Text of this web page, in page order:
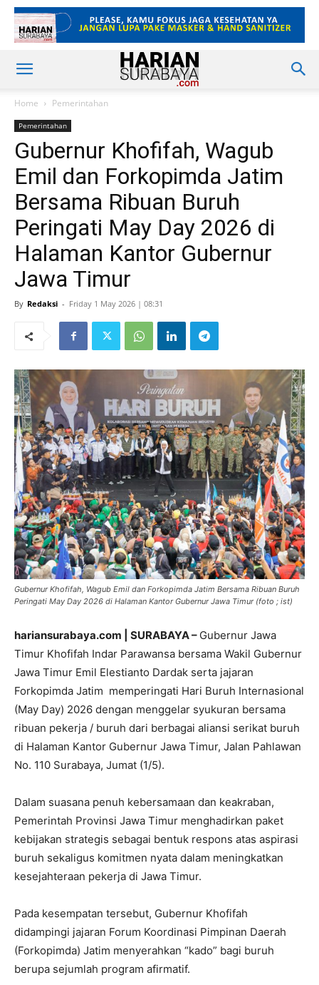
Home Pemerintahan
Pemerintahan
Gubernur Khofifah, Wagub
Emil dan Forkopimda Jatim
Bersama Ribuan Buruh
Peringati May Day 2026 di
Halaman Kantor Gubernur
Jawa Timur
By Redaksi - Friday 1 May 2026 | 08:31
Gubernur Khofifah, Wagub Emil dan Forkopimda Jatim Bersama Ribuan Buruh
Peringati May Day 2026 di Halaman Kantor Gubernur Jawa Timur (foto ; ist)
hariansurabaya.com | SURABAYA – Gubernur Jawa
Timur Khofifah Indar Parawansa bersama Wakil Gubernur
Jawa Timur Emil Elestianto Dardak serta jajaran
Forkopimda Jatim memperingati Hari Buruh Internasional
(May Day) 2026 dengan menggelar syukuran bersama
ribuan pekerja / buruh dari berbagai aliansi serikat buruh
di Halaman Kantor Gubernur Jawa Timur, Jalan Pahlawan
No. 110 Surabaya, Jumat (1/5).
Dalam suasana penuh kebersamaan dan keakraban,
Pemerintah Provinsi Jawa Timur menghadirkan paket
kebijakan strategis sebagai bentuk respons atas aspirasi
buruh sekaligus komitmen nyata dalam meningkatkan
kesejahteraan pekerja di Jawa Timur.
Pada kesempatan tersebut, Gubernur Khofifah
didampingi jajaran Forum Koordinasi Pimpinan Daerah
(Forkopimda) Jatim menyerahkan “kado” bagi buruh
berupa sejumlah program afirmatif.